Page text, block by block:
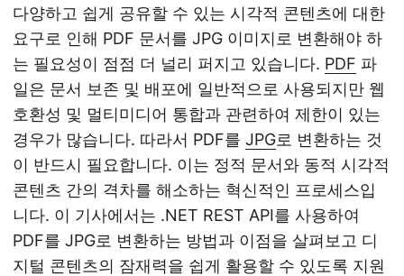
다양하고 쉽게 공유할 수 있는 시각적 콘텐츠에 대한
요구로 인해 PDF 문서를 JPG 이미지로 변환해야 하
는 필요성이 점점 더 널리 퍼지고 있습니다. PDF 파
일은 문서 보존 및 배포에 일반적으로 사용되지만 웹
호환성 및 멀티미디어 통합과 관련하여 제한이 있는
경우가 많습니다. 따라서 PDF를 JPG로 변환하는 것
이 반드시 필요합니다. 이는 정적 문서와 동적 시각적
콘텐츠 간의 격차를 해소하는 혁신적인 프로세스입
니다. 이 기사에서는 .NET REST API를 사용하여
PDF를 JPG로 변환하는 방법과 이점을 살펴보고 디
지털 콘텐츠의 잠재력을 쉽게 활용할 수 있도록 지원